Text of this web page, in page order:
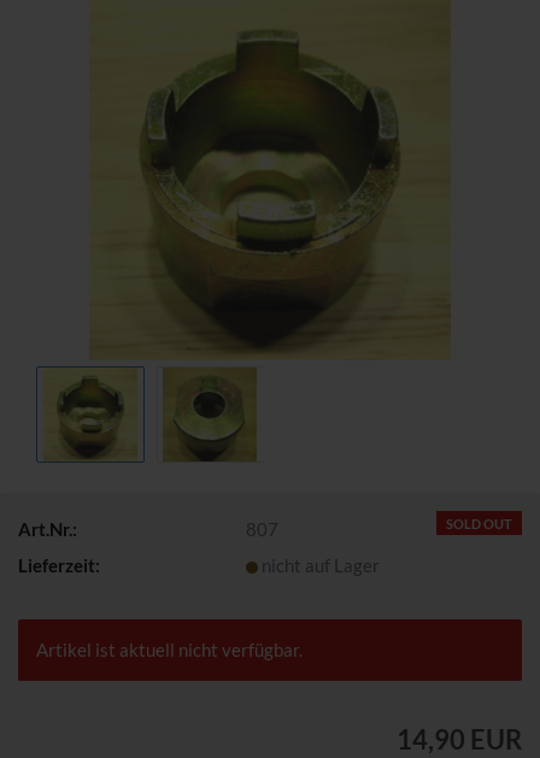
SOLD OUT
Art.Nr.:
807
Lieferzeit:
nicht auf Lager
Artikel ist aktuell nicht verfügbar.
14,90 EUR